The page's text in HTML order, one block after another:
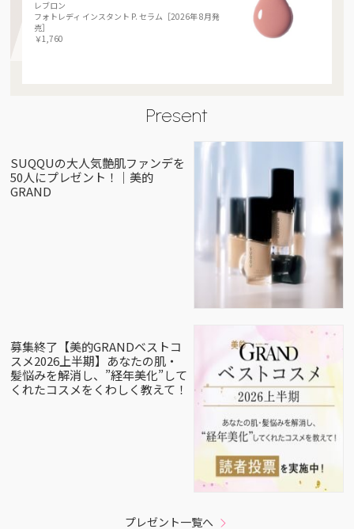
レブロン
フォトレディ インスタント P. セラム［2026年 8月発
売］
￥1,760
Present
SUQQUの大人気艶肌ファンデを
50人にプレゼント！｜美的
GRAND
募集終了【美的GRANDベストコ
スメ2026上半期】あなたの肌・
髪悩みを解消し、”経年美化”して
くれたコスメをくわしく教えて！
プレゼント一覧へ